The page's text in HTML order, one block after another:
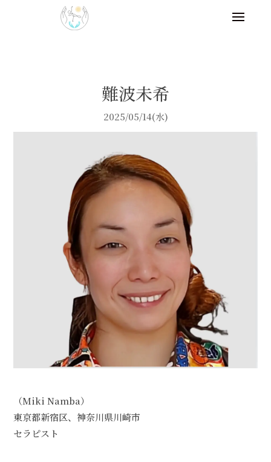
難波未希
2025/05/14(水)
（Miki Namba）
東京都新宿区、神奈川県川崎市
セラピスト